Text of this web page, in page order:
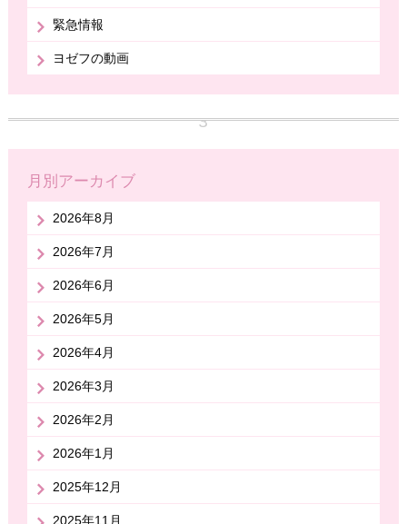
緊急情報
ヨゼフの動画
月別アーカイブ
2026年8月
2026年7月
2026年6月
2026年5月
2026年4月
2026年3月
2026年2月
2026年1月
2025年12月
2025年11月